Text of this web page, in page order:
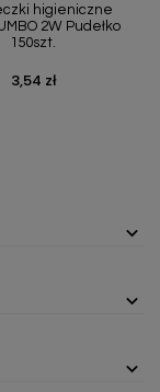
higieniczne
2W Pudełko
150szt.
Cena
3,54 zł